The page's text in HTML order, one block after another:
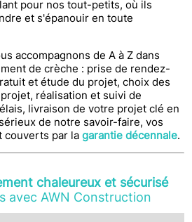
pour nos tout-petits, où ils
et s'épanouir en toute
accompagnons de A à Z dans
de crèche : prise de rendez-
et étude du projet, choix des
réalisation et suivi de
livraison de votre projet clé en
de notre savoir-faire, vos
couverts par lagarantie décennale.
chaleureux et sécurisé
avec AWN Construction